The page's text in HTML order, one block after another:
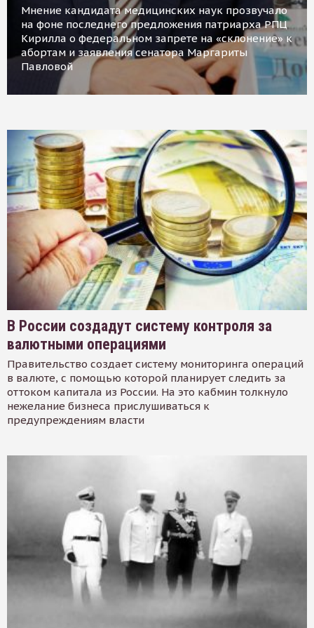
Мнение кандидата медицинских наук прозвучало
на фоне последнего предложения патриарха РПЦ
Кирилла о федеральном запрете на «склонение» к
абортам и заявления сенатора Маргариты
Павловой
В России создадут систему контроля за
валютными операциями
Правительство создает систему мониторинга операций
в валюте, с помощью которой планирует следить за
оттоком капитала из России. На это кабмин толкнуло
нежелание бизнеса прислушиваться к
предупреждениям власти